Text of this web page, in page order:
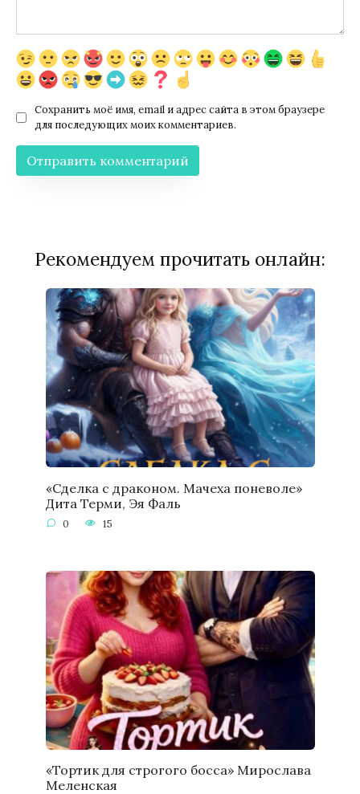
Сохранить моё имя, email и адрес сайта в этом браузере
для последующих моих комментариев.
Рекомендуем прочитать онлайн:
«Сделка с драконом. Мачеха поневоле»
Дита Терми, Эя Фаль
0 15
«Тортик для строгого босса» Мирослава
Меленская